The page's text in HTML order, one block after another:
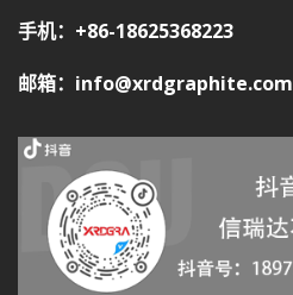
手机：+86-18625368223
邮箱：info@xrdgraphite.com